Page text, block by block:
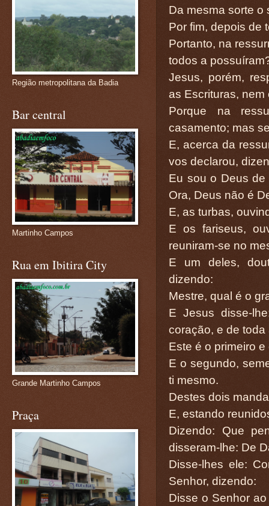
Da mesma sorte o
Por fim, depois de
Portanto, na
todos a
Jesus, porém,
as Escrituras,
Porque na
casamento; mas
E, acerca da
vos declarou,
Eu sou o Deus
Ora, Deus não é
E, as turbas,
E os fariseus,
reuniram-se no
E um deles,
dizendo:
Mestre, qual é o
E Jesus disse-
coração, e de
Este é o primeiro
E o segundo,
ti mesmo.
Destes dois
E, estando
Dizendo: Que
disseram-lhe: De
Disse-lhes ele:
Senhor, dizendo:
Disse o Senhor
Região metropolitana da Badia
Bar central
Martinho Campos
Rua em Ibitira City
Grande Martinho Campos
Praça